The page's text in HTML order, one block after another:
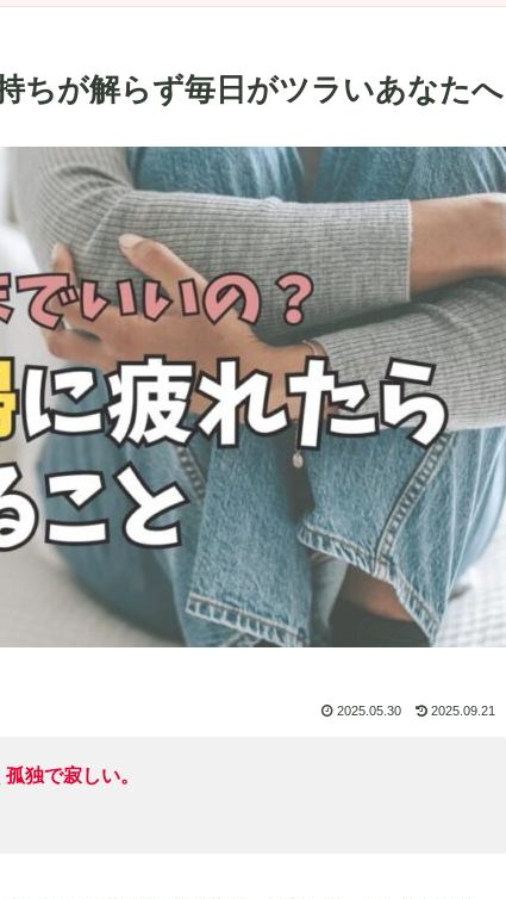
ちが解らず毎日がツラいあなたへ
2025.05.30 2025.09.21
独で寂しい。